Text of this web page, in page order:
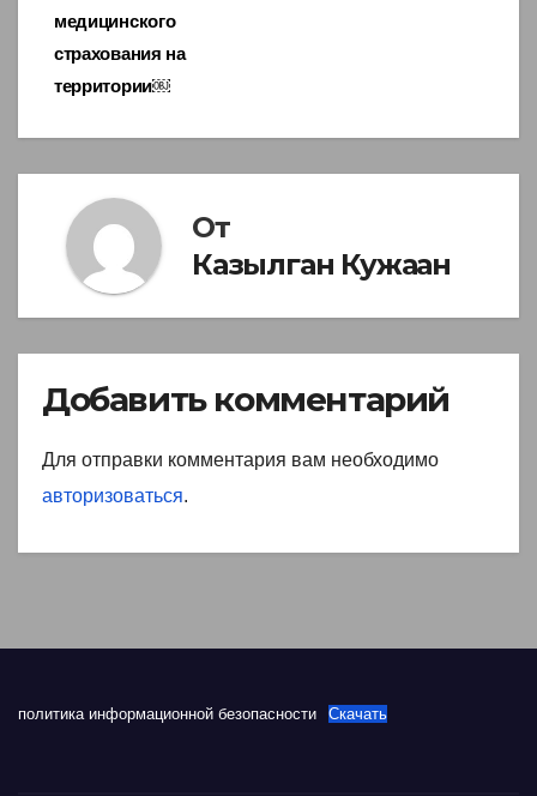
медицинского
страхования на
территории￼
От
Казылган Кужаан
Добавить комментарий
Для отправки комментария вам необходимо
авторизоваться.
политика информационной безопасности Скачать